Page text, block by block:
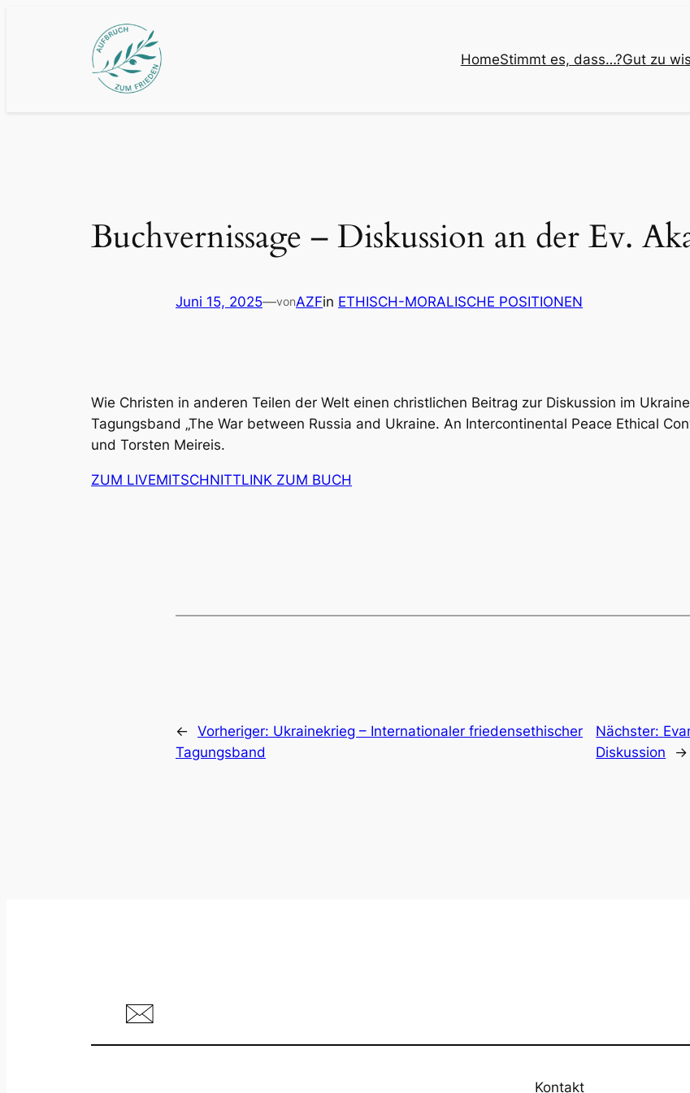
HomeStimmt es, dass…?Gut zu
Buchvernissage – Diskussion an der Ev.
Juni 15, 2025—vonAZFin ETHISCH-MORALISCHE POSITIONEN
Wie Christen in anderen Teilen der Welt einen christlichen Beitrag zur Diskussion im
Tagungsband „The War between Russia and Ukraine. An Intercontinental Peace Ethical
und Torsten Meireis.
ZUM LIVEMITSCHNITTLINK ZUM BUCH
← Vorheriger: Ukrainekrieg – Internationaler friedensethischer
Tagungsband
Nächster:
Diskussion
→
Kontakt